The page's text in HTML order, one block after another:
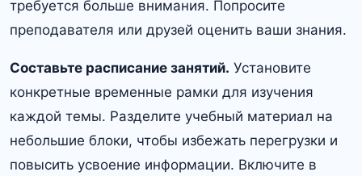
требуется больше внимания. Попросите
преподавателя или друзей оценить ваши знания.
Составьте расписание занятий. Установите
конкретные временные рамки для изучения
каждой темы. Разделите учебный материал на
небольшие блоки, чтобы избежать перегрузки и
повысить усвоение информации. Включите в